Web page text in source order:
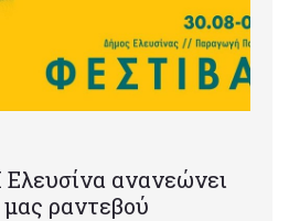
Ελευσίνα ανανεώνει
μας ραντεβού